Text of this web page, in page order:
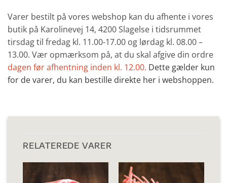
Varer bestilt på vores webshop kan du afhente i vores
butik på Karolinevej 14, 4200 Slagelse i tidsrummet
tirsdag til fredag kl. 11.00-17.00 og lørdag kl. 08.00 –
13.00. Vær opmærksom på, at du skal afgive din ordre
dagen før afhentning inden kl. 12.00. Dette gælder kun
for de varer, du kan bestille direkte her i webshoppen.
RELATEREDE VARER